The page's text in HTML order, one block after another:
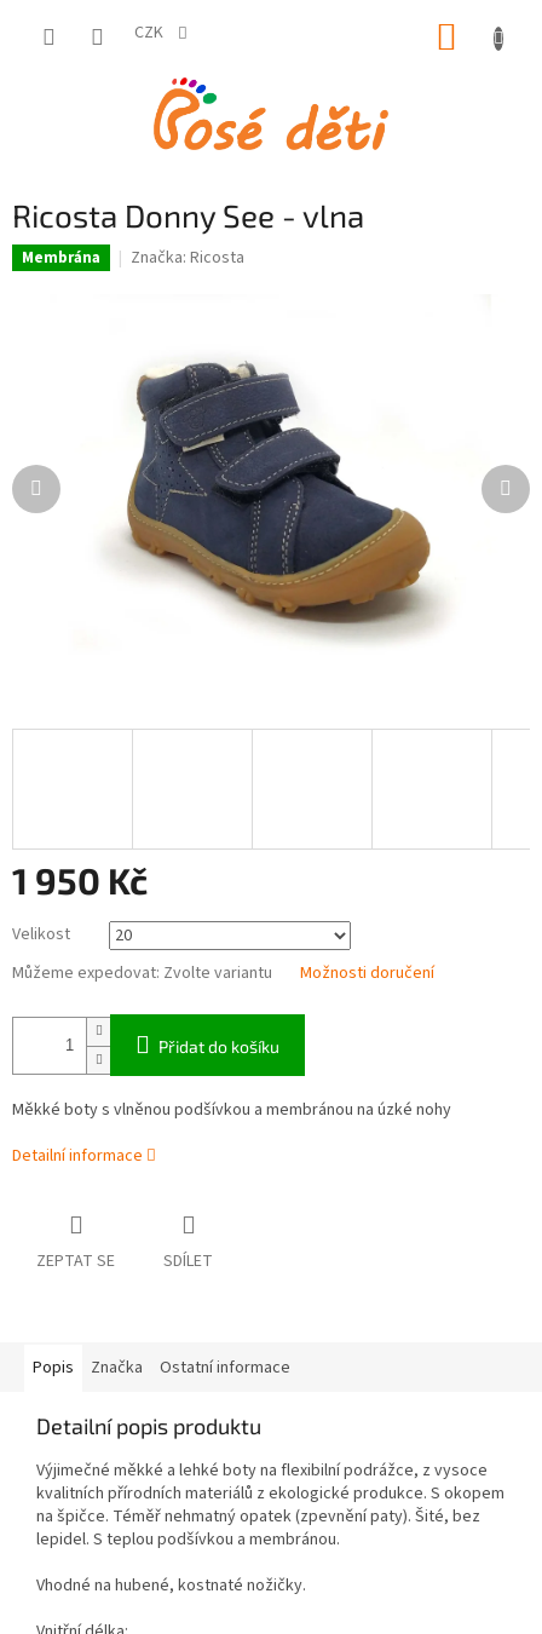
CZK
Ricosta Donny See - vlna
Membrána Značka: Ricosta
1 950 Kč
cena:
Velikost
Můžeme expedovat: Zvolte variantu Možnosti doručení
Přidat do košíku
Měkké boty s vlněnou podšívkou a membránou na úzké nohy
Detailní informace
ZEPTAT SE SDÍLET
Popis Značka Ostatní informace
Detailní popis produktu
Výjimečné měkké a lehké boty na flexibilní podrážce, z vysoce
kvalitních přírodních materiálů z ekologické produkce. S okopem
na špičce. Téměř nehmatný opatek (zpevnění paty). Šité, bez
lepidel. S teplou podšívkou a membránou.
Vhodné na hubené, kostnaté nožičky.